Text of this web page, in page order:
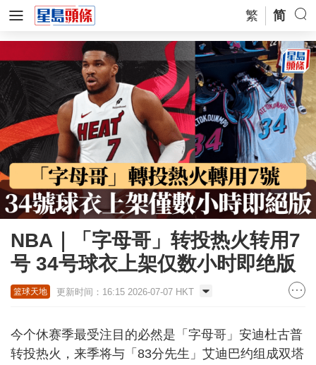
繁 简
NBA｜「字母哥」转投热火转用7
号 34号球衣上架仅数小时即绝版
篮球天地 更新时间：16:15 2026-07-07 HKT
今个休赛季最受注目的必然是「字母哥」安迪杜古普
转投热火，来季将与「83分先生」艾迪巴约组成双塔